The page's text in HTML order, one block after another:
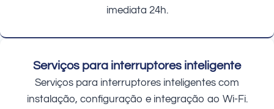
imediata 24h.
Serviços para interruptores inteligente
Serviços para interruptores inteligentes com
instalação, configuração e integração ao Wi-Fi.